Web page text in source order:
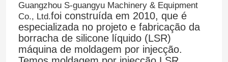
Guangzhou S-guangyu Machinery & Equipment
Co., Ltd.foi construída em 2010, que é
especializada no projeto e fabricação da
borracha de silicone líquido (LSR)
máquina de moldagem por injecção.